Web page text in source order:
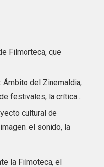
Filmorteca, que
del Zinemaldia,
festivales, la crítica…
cultural de
el sonido, la
la Filmoteca, el